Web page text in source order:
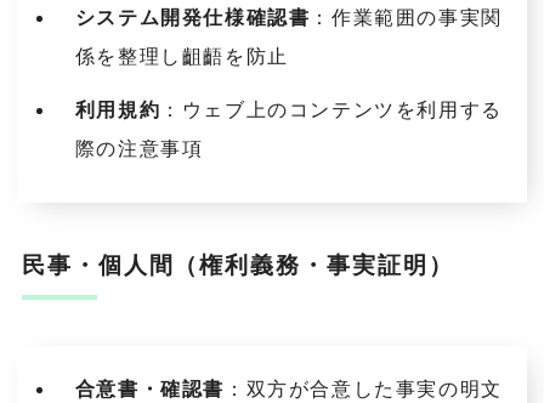
システム開発仕様確認書 ：作業範囲の事実関
係を整理し齟齬を防止
利用規約 ：ウェブ上のコンテンツを利用する
際の注意事項
民事・個人間（権利義務・事実証明）
合意書・確認書 ：双方が合意した事実の明文